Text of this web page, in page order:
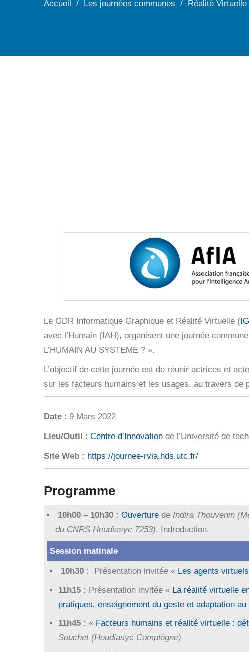
Accueil Les journées communes Réalité
Le GDR Informatique Graphique et Réalité Virtuelle (
avec l’Humain (IAH), organisent une journée
L’HUMAIN AU SYSTEME ? ».
L’objectif de cette journée est de réunir actrices et
sur les facteurs humains et les usages, au travers
Date : 9 Mars 2022
Lieu/Outil : Centre d’Innovation de l’Université de
Site Web : https://journee-rvia.hds.utc.fr/
Programme
10h00 – 10h30 : Ouverture de Indira Thouvenin
du CNRS Heudiasyc 7253). Indroduction.
Session matinale
10h30 : Présentation invitée « Les agents
11h15 : Présentation invitée « La réalité virtuelle
pratiques, enseignement du geste et adaptation
11h45 : « Facteurs humains et réalité virtuelle :
Souchet (Heudiasyc Compiègne)